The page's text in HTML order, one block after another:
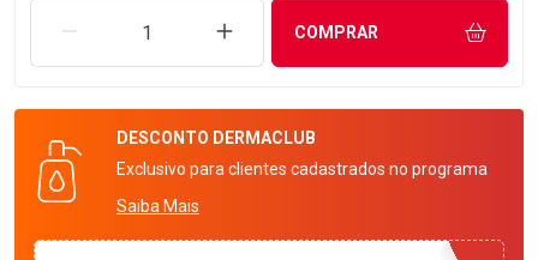
REMOVER UMA UNIDADEAUMENTAR UMA UNIDADE
COMPRAR
DESCONTO DERMACLUB
Exclusivo para clientes cadastrados no programa
Saiba Mais